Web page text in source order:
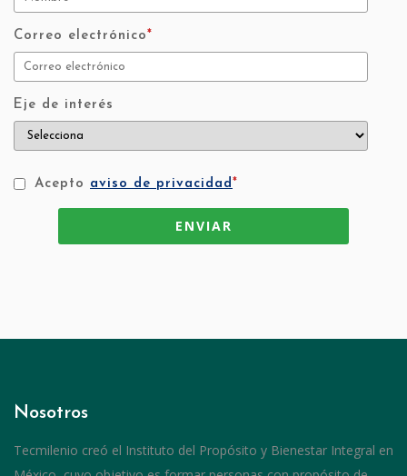
Correo electrónico*
Eje de interés
Acepto aviso de privacidad*
Nosotros
Tecmilenio creó el Instituto del Propósito y Bienestar Integral en